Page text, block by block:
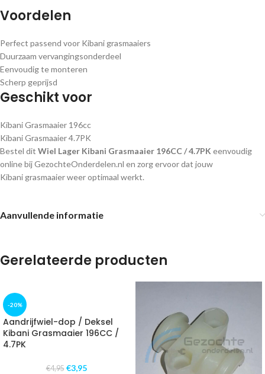
Voordelen
Perfect passend voor Kibani grasmaaiers
Duurzaam vervangingsonderdeel
Eenvoudig te monteren
Scherp geprijsd
Geschikt voor
Kibani Grasmaaier 196cc
Kibani Grasmaaier 4.7PK
Bestel dit Wiel Lager Kibani Grasmaaier 196CC / 4.7PK eenvoudig
online bij GezochteOnderdelen.nl en zorg ervoor dat jouw
Kibani grasmaaier weer optimaal werkt.
Aanvullende informatie
Gerelateerde producten
-20%
Aandrijfwiel-dop / Deksel
Kibani Grasmaaier 196CC /
4.7PK
€4,95 €3,95